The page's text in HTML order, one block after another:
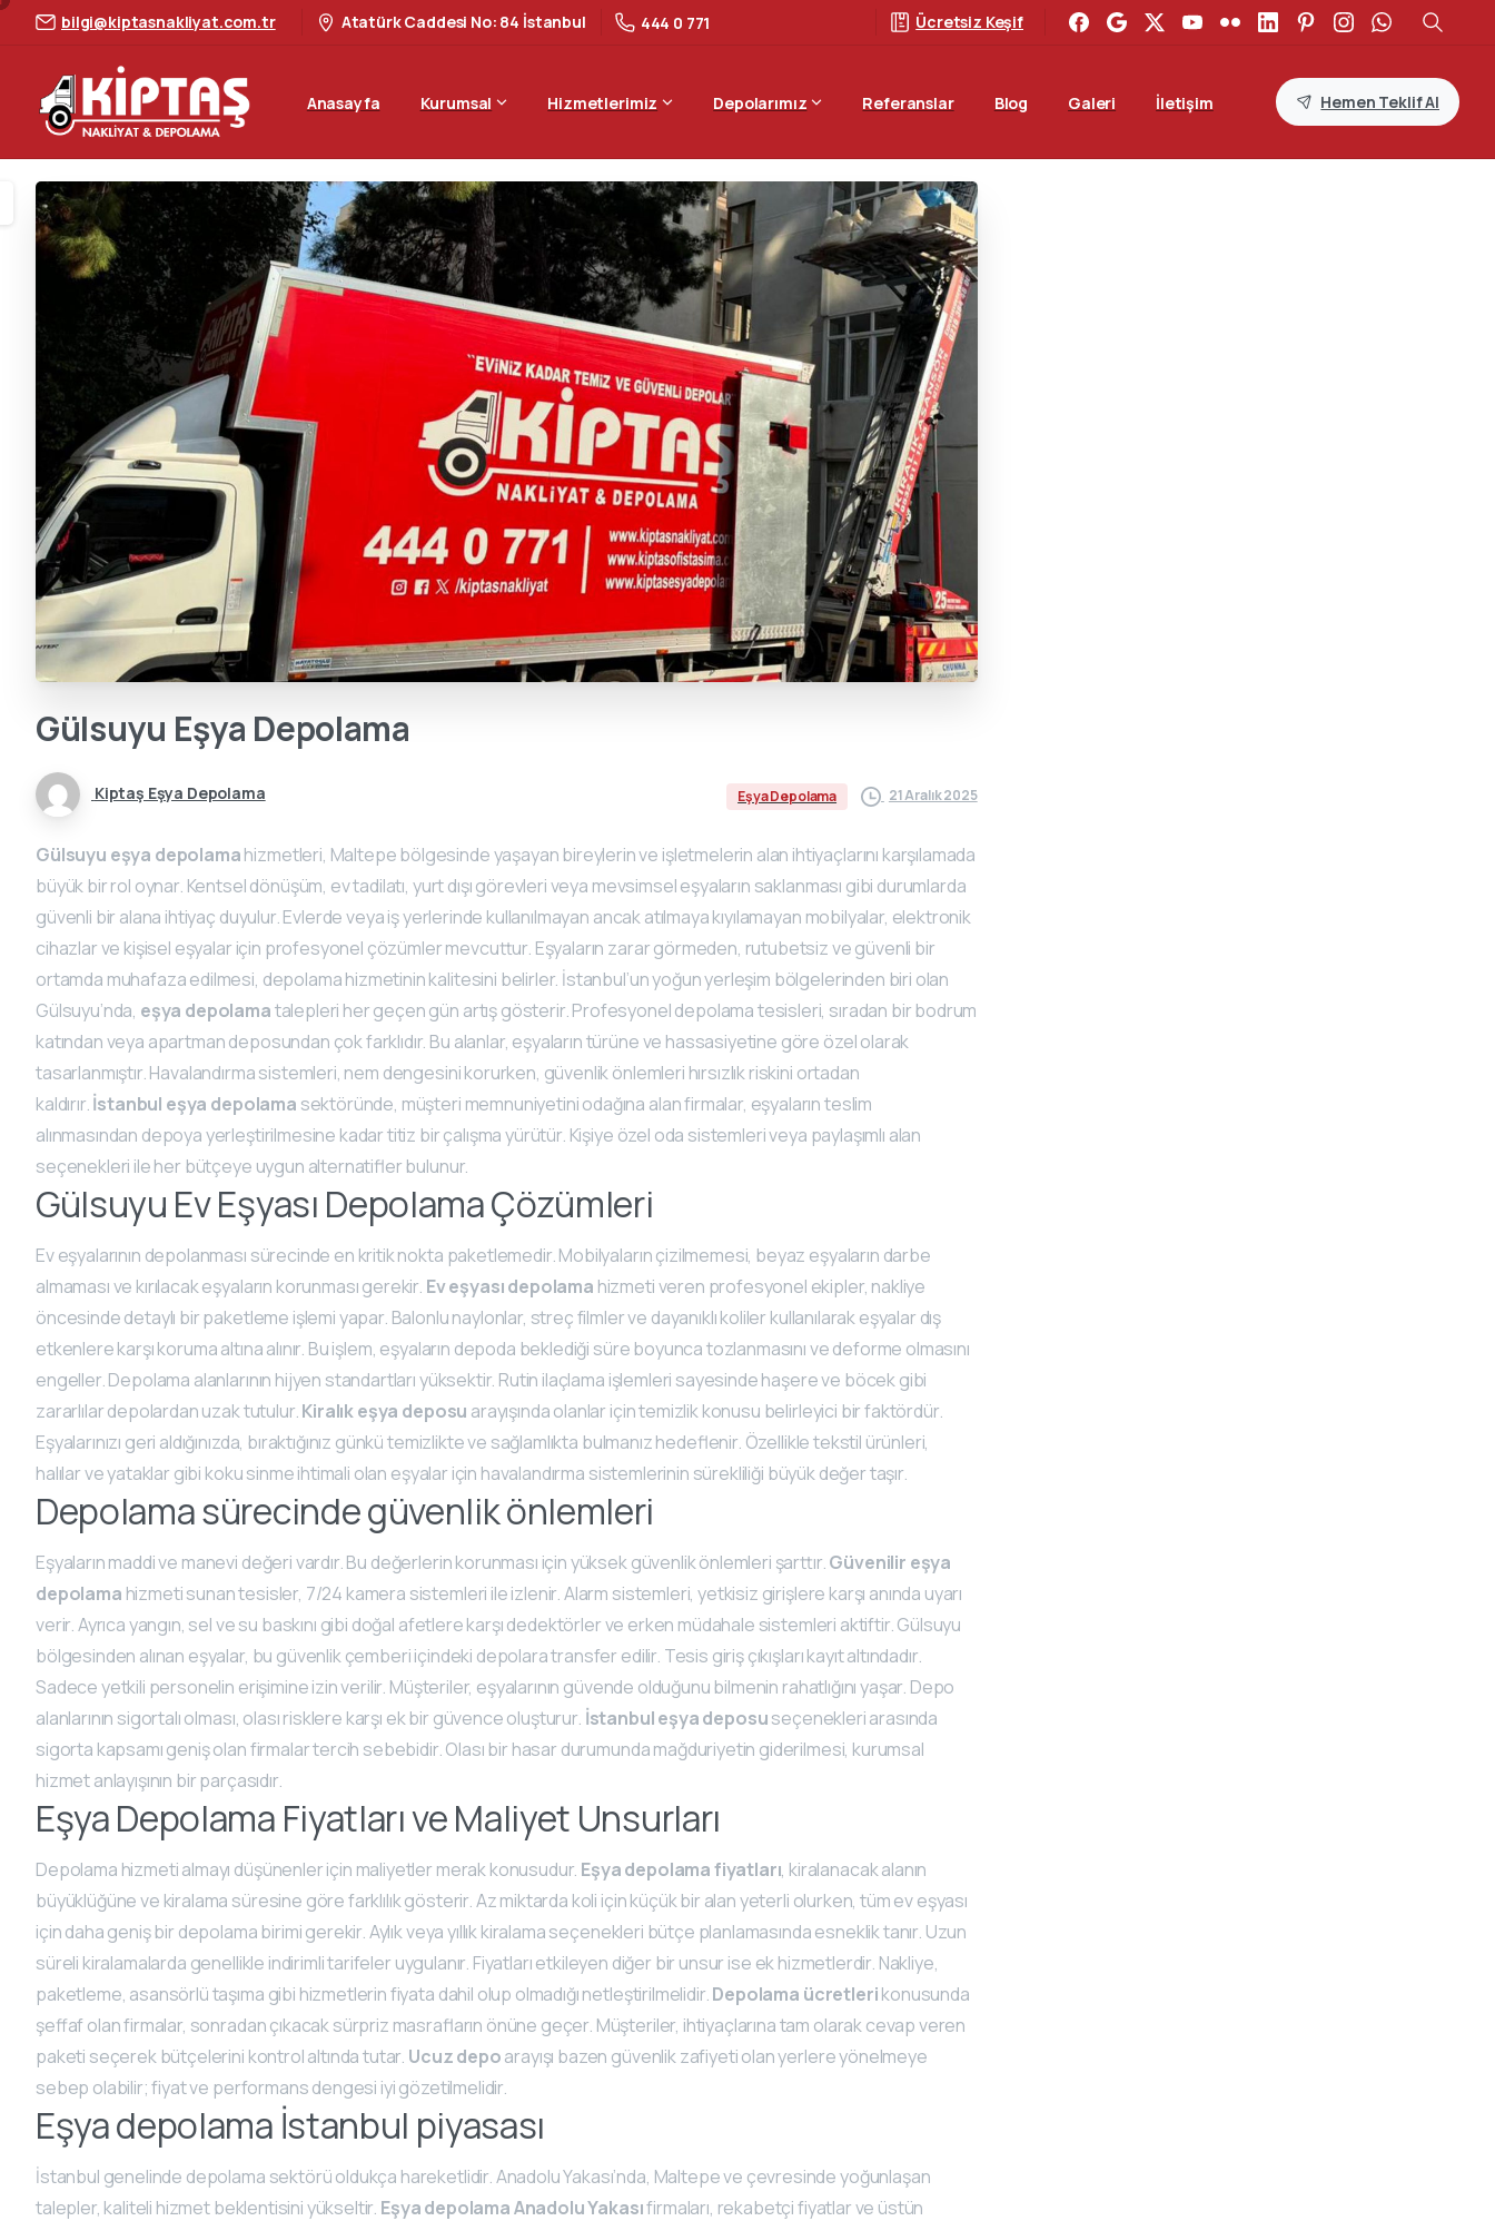
bilgi@kiptasnakliyat.com.tr Atatürk Caddesi No: 84 İstanbul 444 0 771 Ücretsiz Keşif
Anasayfa Kurumsal Hizmetlerimiz Depolarımız Referanslar Blog Galeri İletişim Hemen Teklif Al
Gülsuyu Eşya Depolama
Kiptaş Eşya Depolama Eşya Depolama 21 Aralık 2025
Gülsuyu eşya depolamahizmetleri, Maltepe bölgesinde yaşayan bireylerin ve işletmelerin alan ihtiyaçlarını karşılamada
büyük bir rol oynar. Kentsel dönüşüm, ev tadilatı, yurt dışı görevleri veya mevsimsel eşyaların saklanması gibi durumlarda
güvenli bir alana ihtiyaç duyulur. Evlerde veya iş yerlerinde kullanılmayan ancak atılmaya kıyılamayan mobilyalar, elektronik
cihazlar ve kişisel eşyalar için profesyonel çözümler mevcuttur. Eşyaların zarar görmeden, rutubetsiz ve güvenli bir
ortamda muhafaza edilmesi, depolama hizmetinin kalitesini belirler. İstanbul’un yoğun yerleşim bölgelerinden biri olan
Gülsuyu’nda, eşya depolamatalepleri her geçen gün artış gösterir. Profesyonel depolama tesisleri, sıradan bir bodrum
katından veya apartman deposundan çok farklıdır. Bu alanlar, eşyaların türüne ve hassasiyetine göre özel olarak
tasarlanmıştır. Havalandırma sistemleri, nem dengesini korurken, güvenlik önlemleri hırsızlık riskini ortadan
kaldırır.İstanbul eşya depolama sektöründe, müşteri memnuniyetini odağına alan firmalar, eşyaların teslim
alınmasından depoya yerleştirilmesine kadar titiz bir çalışma yürütür. Kişiye özel oda sistemleri veya paylaşımlı alan
seçenekleri ile her bütçeye uygun alternatifler bulunur.
Gülsuyu Ev Eşyası Depolama Çözümleri
Ev eşyalarının depolanması sürecinde en kritik nokta paketlemedir. Mobilyaların çizilmemesi, beyaz eşyaların darbe
almaması ve kırılacak eşyaların korunması gerekir. Ev eşyası depolama hizmeti veren profesyonel ekipler, nakliye
öncesinde detaylı bir paketleme işlemi yapar. Balonlu naylonlar, streç filmler ve dayanıklı koliler kullanılarak eşyalar dış
etkenlere karşı koruma altına alınır. Bu işlem, eşyaların depoda beklediği süre boyunca tozlanmasını ve deforme olmasını
engeller. Depolama alanlarının hijyen standartları yüksektir. Rutin ilaçlama işlemleri sayesinde haşere ve böcek gibi
zararlılar depolardan uzak tutulur.Kiralık eşya deposu arayışında olanlar için temizlik konusu belirleyici bir faktördür.
Eşyalarınızı geri aldığınızda, bıraktığınız günkü temizlikte ve sağlamlıkta bulmanız hedeflenir. Özellikle tekstil ürünleri,
halılar ve yataklar gibi koku sinme ihtimali olan eşyalar için havalandırma sistemlerinin sürekliliği büyük değer taşır.
Depolama sürecinde güvenlik önlemleri
Eşyaların maddi ve manevi değeri vardır. Bu değerlerin korunması için yüksek güvenlik önlemleri şarttır.Güvenilir eşya
depolama hizmeti sunan tesisler, 7/24 kamera sistemleri ile izlenir. Alarm sistemleri, yetkisiz girişlere karşı anında uyarı
verir. Ayrıca yangın, sel ve su baskını gibi doğal afetlere karşı dedektörler ve erken müdahale sistemleri aktiftir. Gülsuyu
bölgesinden alınan eşyalar, bu güvenlik çemberi içindeki depolara transfer edilir. Tesis giriş çıkışları kayıt altındadır.
Sadece yetkili personelin erişimine izin verilir. Müşteriler, eşyalarının güvende olduğunu bilmenin rahatlığını yaşar. Depo
alanlarının sigortalı olması, olası risklere karşı ek bir güvence oluşturur. İstanbul eşya deposuseçenekleri arasında
sigorta kapsamı geniş olan firmalar tercih sebebidir. Olası bir hasar durumunda mağduriyetin giderilmesi, kurumsal
hizmet anlayışının bir parçasıdır.
Eşya Depolama Fiyatları ve Maliyet Unsurları
Depolama hizmeti almayı düşünenler için maliyetler merak konusudur. Eşya depolama fiyatları, kiralanacak alanın
büyüklüğüne ve kiralama süresine göre farklılık gösterir. Az miktarda koli için küçük bir alan yeterli olurken, tüm ev eşyası
için daha geniş bir depolama birimi gerekir. Aylık veya yıllık kiralama seçenekleri bütçe planlamasında esneklik tanır. Uzun
süreli kiralamalarda genellikle indirimli tarifeler uygulanır. Fiyatları etkileyen diğer bir unsur ise ek hizmetlerdir. Nakliye,
paketleme, asansörlü taşıma gibi hizmetlerin fiyata dahil olup olmadığı netleştirilmelidir.Depolama ücretlerikonusunda
şeffaf olan firmalar, sonradan çıkacak sürpriz masrafların önüne geçer. Müşteriler, ihtiyaçlarına tam olarak cevap veren
paketi seçerek bütçelerini kontrol altında tutar. Ucuz depoarayışı bazen güvenlik zafiyeti olan yerlere yönelmeye
sebep olabilir; fiyat ve performans dengesi iyi gözetilmelidir.
Eşya depolama İstanbul piyasası
İstanbul genelinde depolama sektörü oldukça hareketlidir. Anadolu Yakası’nda, Maltepe ve çevresinde yoğunlaşan
talepler, kaliteli hizmet beklentisini yükseltir. Eşya depolama Anadolu Yakasıfirmaları, rekabetçi fiyatlar ve üstün